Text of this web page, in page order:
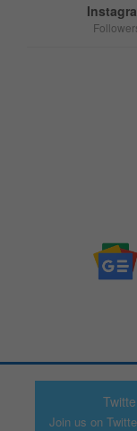
Join us on